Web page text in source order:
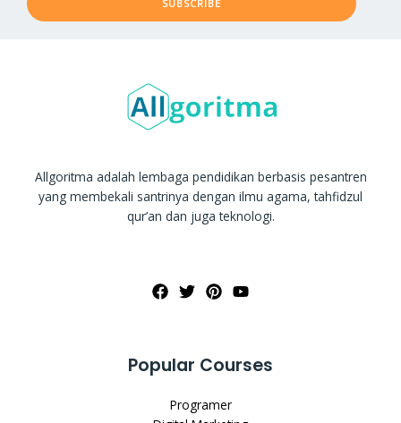
SUBSCRIBE
Allgoritma adalah lembaga pendidikan berbasis pesantren
yang membekali santrinya dengan ilmu agama, tahfidzul
qur’an dan juga teknologi.
Popular Courses
Programer